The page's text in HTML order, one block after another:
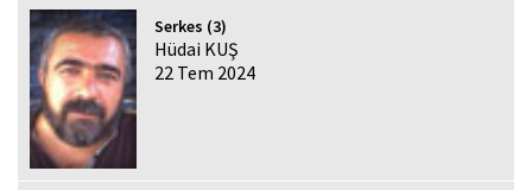
Serkes (3)
Hüdai KUŞ
22 Tem 2024